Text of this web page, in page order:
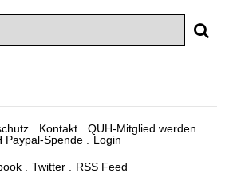
Kontakt
QUH-Mitglied werden
Paypal-Spende
Login
Twitter RSS Feed